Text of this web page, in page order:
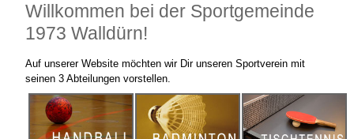
Willkommen bei der Sportgemeinde
1973 Walldürn!
Auf unserer Website möchten wir Dir unseren Sportverein mit
seinen 3 Abteilungen vorstellen.